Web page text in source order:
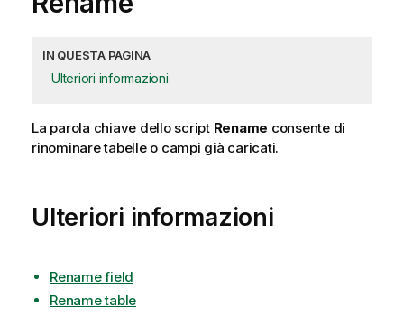
IN QUESTA PAGINA
Ulteriori informazioni
La parola chiave dello script Rename consente di
rinominare tabelle o campi già caricati.
Ulteriori informazioni
Rename field
Rename table